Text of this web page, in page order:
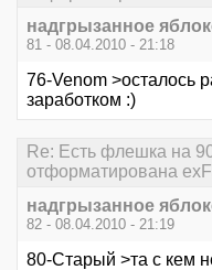
надгрызанное
81 - 08.04.2010 - 21:18
76-Venom >осталось
заработком :)
Re: Есть флешка на
отформатирована
надгрызанное
82 - 08.04.2010 - 21:19
80-Старый >та с кем